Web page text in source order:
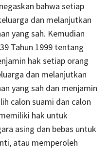
bahwa setiap
dan melanjutkan
yang sah. Kemudian
Tahun 1999 tentang
hak setiap orang
dan melanjutkan
yang sah dan menjamin
calon suami dan calon
hak untuk
asing dan bebas untuk
atau memperoleh